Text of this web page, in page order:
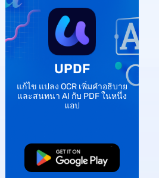
UPDF
แก้ไข แปลง OCR เพิ่มคำอธิบาย
และสนทนา AI กับ PDF ในหนึ่ง
แอป
ดาวน์โหลดฟรี